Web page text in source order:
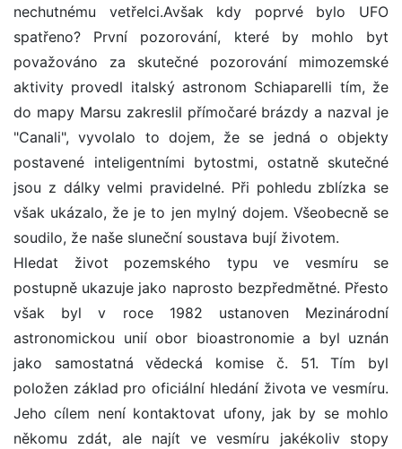
nechutnému vetřelci.Avšak kdy poprvé bylo UFO
spatřeno? První pozorování, které by mohlo byt
považováno za skutečné pozorování mimozemské
aktivity provedl italský astronom Schiaparelli tím, že
do mapy Marsu zakreslil přímočaré brázdy a nazval je
"Canali", vyvolalo to dojem, že se jedná o objekty
postavené inteligentními bytostmi, ostatně skutečné
jsou z dálky velmi pravidelné. Při pohledu zblízka se
však ukázalo, že je to jen mylný dojem. Všeobecně se
soudilo, že naše sluneční soustava bují životem.
Hledat život pozemského typu ve vesmíru se
postupně ukazuje jako naprosto bezpředmětné. Přesto
však byl v roce 1982 ustanoven Mezinárodní
astronomickou unií obor bioastronomie a byl uznán
jako samostatná vědecká komise č. 51. Tím byl
položen základ pro oficiální hledání života ve vesmíru.
Jeho cílem není kontaktovat ufony, jak by se mohlo
někomu zdát, ale najít ve vesmíru jakékoliv stopy